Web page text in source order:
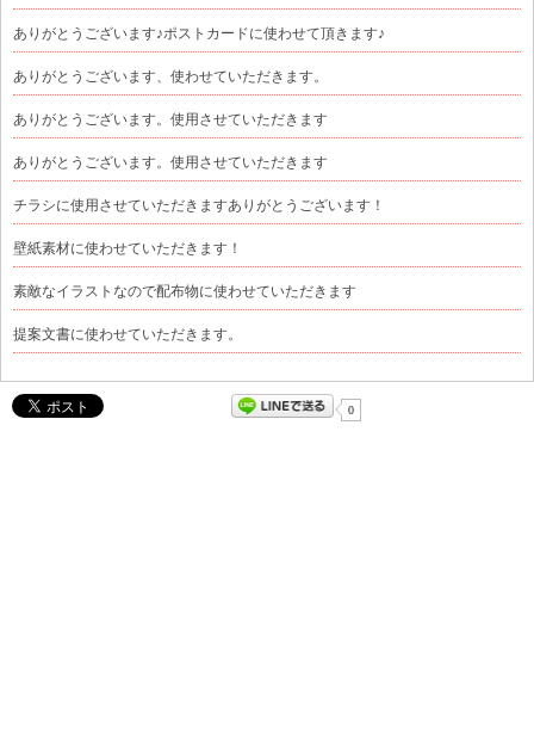
ありがとうございます♪ポストカードに使わせて頂きます♪
ありがとうございます、使わせていただきます。
ありがとうございます。使用させていただきます
ありがとうございます。使用させていただきます
チラシに使用させていただきますありがとうございます！
壁紙素材に使わせていただきます！
素敵なイラストなので配布物に使わせていただきます
提案文書に使わせていただきます。
0